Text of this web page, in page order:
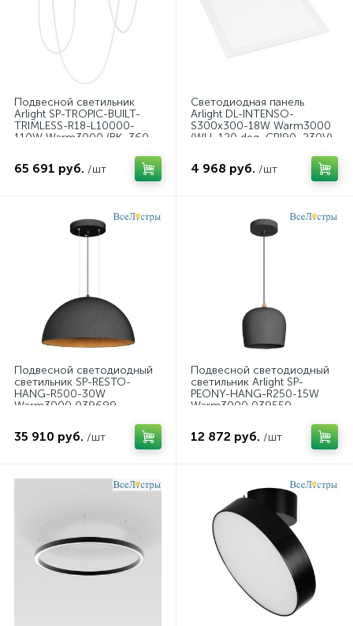
Подвесной светильник
Arlight SP-TROPIC-BUILT-
TRIMLESS-R18-L10000-
110W Warm3000 (BK, 360
65 691 руб. /шт
Светодиодная панель
Arlight DL-INTENSO-
S300x300-18W Warm3000
(WH, 120 deg, CRI90, 230V)
4 968 руб. /шт
Подвесной светодиодный
светильник SP-RESTO-
HANG-R500-30W
Warm3000 039699
35 910 руб. /шт
Подвесной светодиодный
светильник Arlight SP-
PEONY-HANG-R250-15W
Warm3000 039550
12 872 руб. /шт